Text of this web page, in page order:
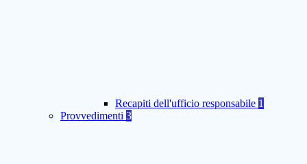
Recapiti dell'ufficio responsabile 1
Provvedimenti 3